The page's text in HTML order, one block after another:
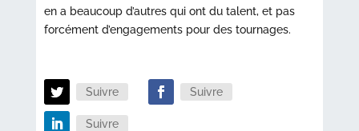
en a beaucoup d’autres qui ont du talent, et pas
forcément d’engagements pour des tournages.
Suivre Suivre
Suivre